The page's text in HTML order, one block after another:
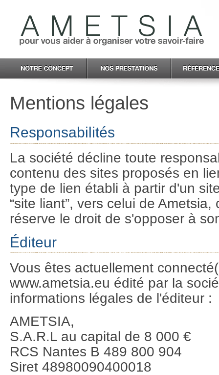
Mentions légales
Responsabilités
La société décline toute
contenu des sites proposés en
type de lien établi à partir d'un
“site liant”, vers celui de
réserve le droit de s'opposer à
Éditeur
Vous êtes actuellement
www.ametsia.eu édité par la
informations légales de l'éditeur :
AMETSIA,
S.A.R.L au capital de 8 000 €
RCS Nantes B 489 800 904
Siret 48980090400018